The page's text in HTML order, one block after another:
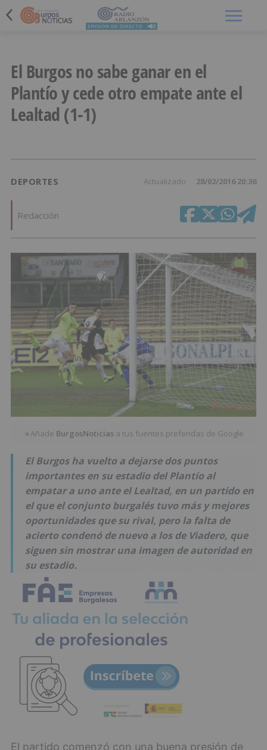
El Burgos no sabe ganar en el
Plantío y cede otro empate ante el
Lealtad (1-1)
DEPORTES Actualizado 28/02/2016 20:36
Redacción
★Añade BurgosNoticias a tus fuentes preferidas de Google
El Burgos ha vuelto a dejarse dos puntos
importantes en su estadio del Plantío al
empatar a uno ante el Lealtad, en un partido en
el que el conjunto burgalés tuvo más y mejores
oportunidades que su rival, pero la falta de
acierto condenó de nuevo a los de Viadero, que
siguen sin mostrar una imagen de autoridad en
su estadio.
El partido comenzó con una buena presión de